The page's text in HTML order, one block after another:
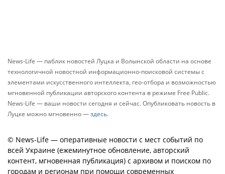
News-Life — паблик новостей Луцка и Волынской области на основе
технологичной новостной информационно-поисковой системы с
элементами искусственного интеллекта, гео-отбора и возможностью
мгновенной публикации авторского контента в режиме Free Public.
News-Life — ваши новости сегодня и сейчас. Опубликовать новость в
Луцке можно мгновенно —здесь.
© News-Life — оперативные новости с мест событий по
всей Украине (ежеминутное обновление, авторский
контент, мгновенная публикация) с архивом и поиском по
городам и регионам при помощи современных